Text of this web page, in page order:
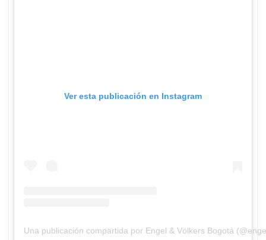
Ver esta publicación en Instagram
Una publicación compartida por Engel & Völkers Bogotá